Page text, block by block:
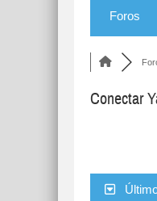
Foros
Conectar